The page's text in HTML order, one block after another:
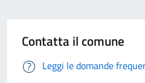
Contatta il comune
Leggi le domande